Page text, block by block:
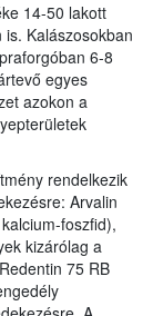
14-50 lakott
Kalászosokban
6-8
egyes
azokon a
rendelkezik
Arvalin
foszfid),
kizárólag a
75 RB